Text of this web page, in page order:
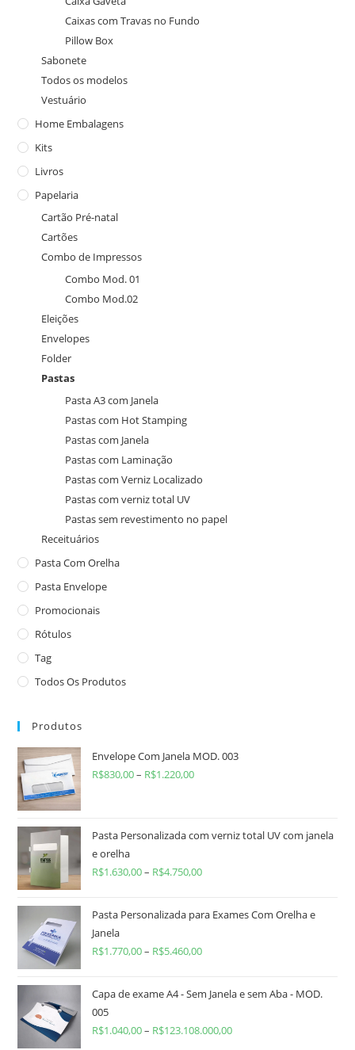
Caixas com Travas no Fundo
Pillow Box
Sabonete
Todos os modelos
Vestuário
Home Embalagens
Kits
Livros
Papelaria
Cartão Pré-natal
Cartões
Combo de Impressos
Combo Mod. 01
Combo Mod.02
Eleições
Envelopes
Folder
Pastas
Pasta A3 com Janela
Pastas com Hot Stamping
Pastas com Janela
Pastas com Laminação
Pastas com Verniz Localizado
Pastas com verniz total UV
Pastas sem revestimento no papel
Receituários
Pasta Com Orelha
Pasta Envelope
Promocionais
Rótulos
Tag
Todos Os Produtos
Produtos
Envelope Com Janela MOD. 003
R$830,00– R$1.220,00
Pasta Personalizada com verniz total UV com janela
e orelha
R$1.630,00– R$4.750,00
Pasta Personalizada para Exames Com Orelha e
Janela
R$1.770,00– R$5.460,00
Capa de exame A4 - Sem Janela e sem Aba - MOD.
005
R$1.040,00– R$123.108.000,00